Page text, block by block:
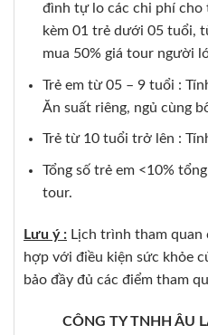
đình tự lo các chi phí
kèm 01 trẻ dưới 05 tuổi,
mua 50% giá tour người
Trẻ em từ 05 – 9 tuổi :
Ăn suất riêng, ngủ cùng
Trẻ từ 10 tuổi trở lên :
Tổng số trẻ em <10%
tour.
Lưu ý : Lịch trình tham
hợp với điều kiện sức khỏe
bảo đầy đủ các điểm tham
CÔNG TY TNHH ÂU